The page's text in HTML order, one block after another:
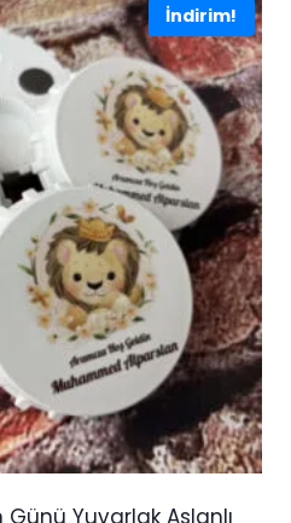
İndirim!
Yuvarlak Aslanlı